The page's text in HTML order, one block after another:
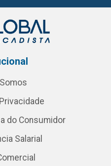
do Consumidor
Salarial